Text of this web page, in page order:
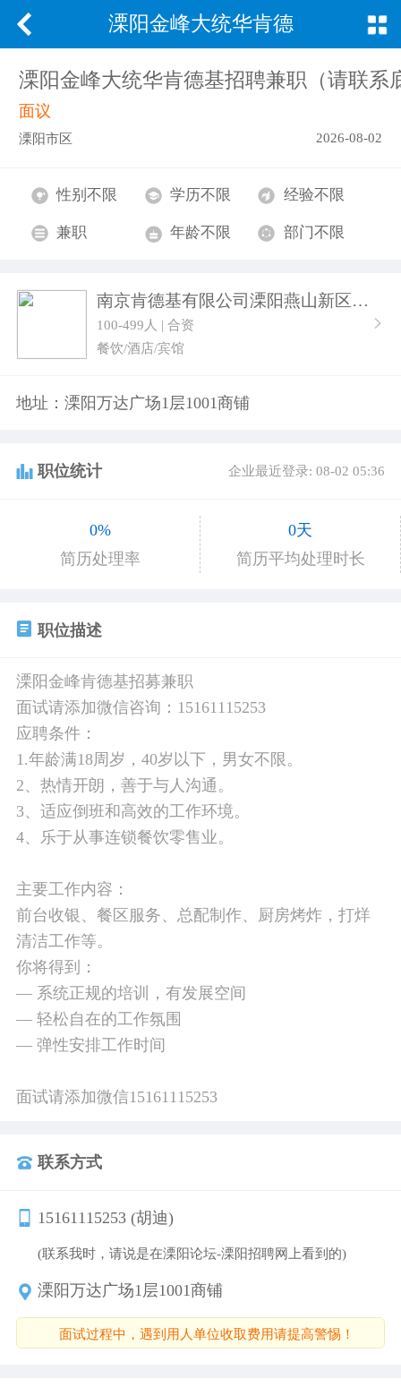
溧阳金峰大统华肯德
基招聘兼职（请联系
溧阳金峰大统华肯德基招聘兼职（请联系
面议
溧阳市区 2026-08-02
性别不限 学历不限 经验不限
兼职 年龄不限 部门不限
南京肯德基有限公司溧阳燕山新区餐厅
100-499人 | 合资
餐饮/酒店/宾馆
地址：溧阳万达广场1层1001商铺
职位统计 企业最近登录: 08-02 05:36
0%
简历处理率
0天
简历平均处理时长
职位描述
溧阳金峰肯德基招募兼职
面试请添加微信咨询：15161115253
应聘条件：
1.年龄满18周岁，40岁以下，男女不限。
2、热情开朗，善于与人沟通。
3、适应倒班和高效的工作环境。
4、乐于从事连锁餐饮零售业。
主要工作内容：
前台收银、餐区服务、总配制作、厨房烤炸，打烊
清洁工作等。
你将得到：
— 系统正规的培训，有发展空间
— 轻松自在的工作氛围
— 弹性安排工作时间
面试请添加微信15161115253
联系方式
15161115253 (胡迪)
(联系我时，请说是在溧阳论坛-溧阳招聘网上看到的)
溧阳万达广场1层1001商铺
面试过程中，遇到用人单位收取费用请提高警惕！